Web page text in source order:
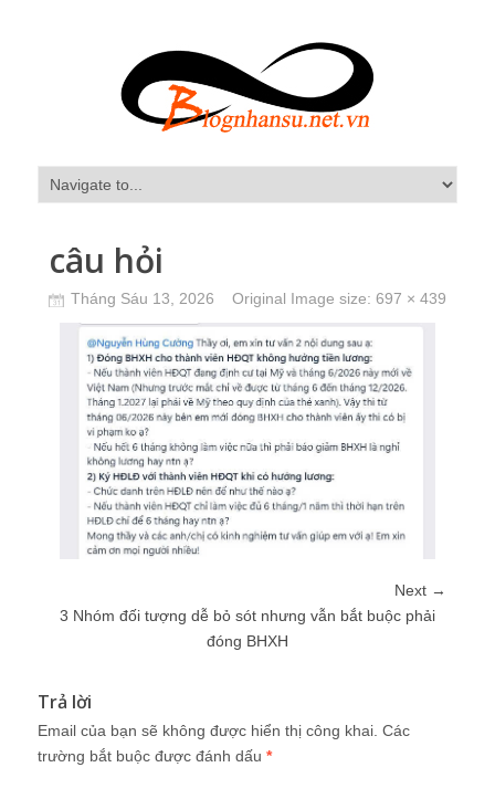
câu hỏi
Tháng Sáu 13, 2026 Original Image size: 697 × 439
Next →
3 Nhóm đối tượng dễ bỏ sót nhưng vẫn bắt buộc phải
đóng BHXH
Trả lời
Email của bạn sẽ không được hiển thị công khai. Các
trường bắt buộc được đánh dấu *